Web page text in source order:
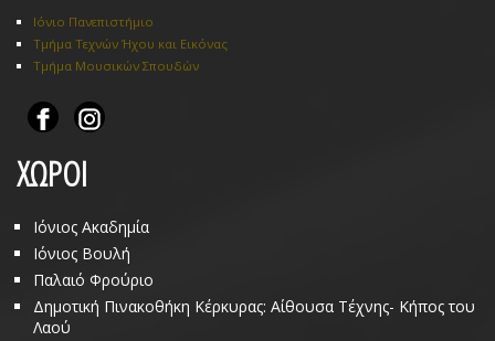
Ιόνιο Πανεπιστήμιο
Τμήμα Τεχνών Ήχου και Εικόνας
Τμήμα Μουσικών Σπουδών
ΧΩΡΟΙ
Ιόνιος Ακαδημία
Ιόνιος Βουλή
Παλαιό Φρούριο
Δημοτική Πινακοθήκη Κέρκυρας: Αίθουσα Τέχνης- Κήπος του
Λαού